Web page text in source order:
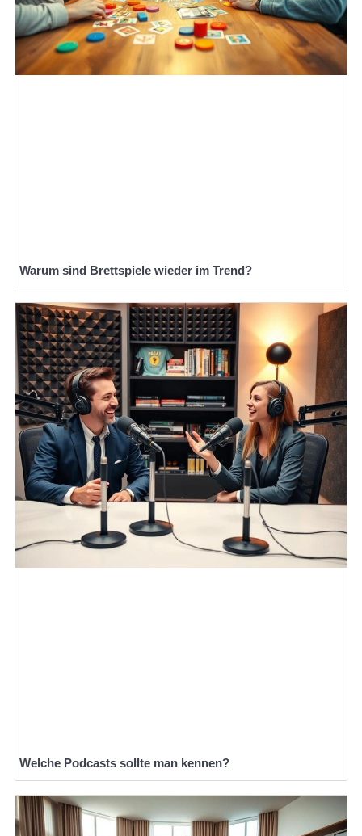
Warum sind Brettspiele wieder im Trend?
Welche Podcasts sollte man kennen?